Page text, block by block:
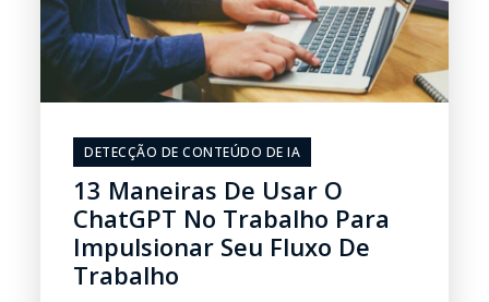
DETECÇÃO DE CONTEÚDO DE IA
13 Maneiras De Usar O
ChatGPT No Trabalho Para
Impulsionar Seu Fluxo De
Trabalho